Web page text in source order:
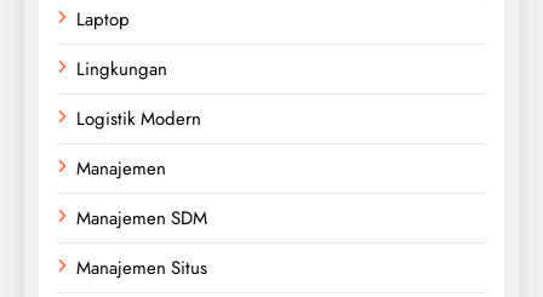
Laptop
Lingkungan
Logistik Modern
Manajemen
Manajemen SDM
Manajemen Situs